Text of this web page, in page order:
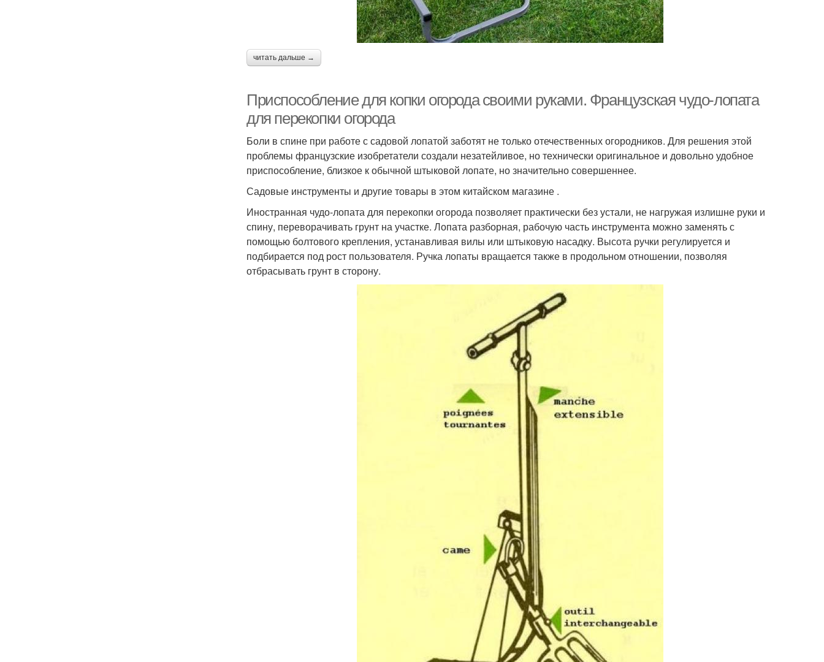
читать дальше →
Приспособление для копки огорода своими руками. Французская чудо-лопата
для перекопки огорода
Боли в спине при работе с садовой лопатой заботят не только отечественных огородников. Для решения этой
проблемы французские изобретатели создали незатейливое, но технически оригинальное и довольно удобное
приспособление, близкое к обычной штыковой лопате, но значительно совершеннее.
Садовые инструменты и другие товары в этом китайском магазине .
Иностранная чудо-лопата для перекопки огорода позволяет практически без устали, не нагружая излишне руки и
спину, переворачивать грунт на участке. Лопата разборная, рабочую часть инструмента можно заменять с
помощью болтового крепления, устанавливая вилы или штыковую насадку. Высота ручки регулируется и
подбирается под рост пользователя. Ручка лопаты вращается также в продольном отношении, позволяя
отбрасывать грунт в сторону.